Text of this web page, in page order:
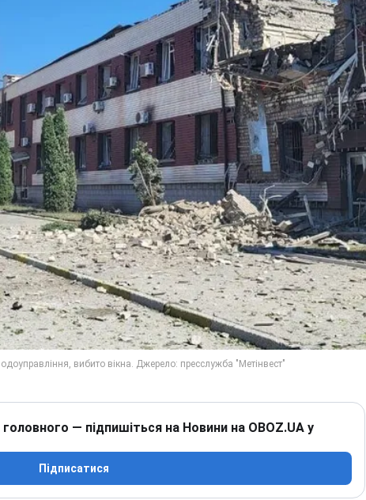
— підпишіться на Новини на OBOZ.UA у
Підписатися